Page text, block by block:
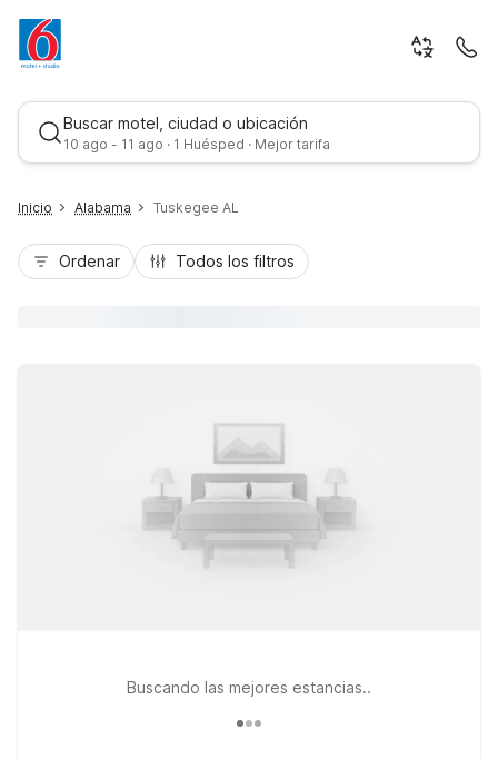
Buscar motel, ciudad o ubicación
10 ago - 11 ago · 1 Huésped · Mejor tarifa
Inicio Alabama Tuskegee AL
Ordenar Todos los filtros
Buscando las mejores estancias..